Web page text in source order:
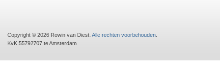
Copyright © 2026 Rowin van Diest. Alle rechten voorbehouden
KvK 55792707 te Amsterdam